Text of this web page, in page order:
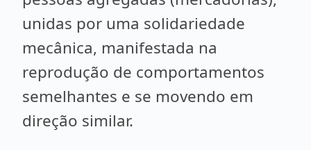
unidas por uma solidariedade
mecânica, manifestada na
reprodução de comportamentos
semelhantes e se movendo em
direção similar.